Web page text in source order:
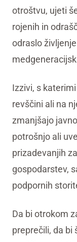
otroštvu, ujeti
rojenih in
odraslo
Izzivi, s
revščini ali na
zmanjšajo
potrošnjo ali
prizadevanjih
gospodarstev,
podpornih
Da bi otrokom
preprečili, da bi